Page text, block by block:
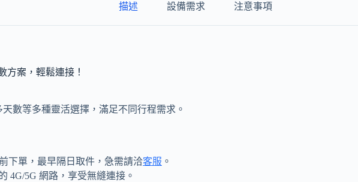
描述 設備需求 注意事項
方案，輕鬆連接！
數等多種靈活選擇，滿足不同行程需求。
下單，最早隔日取件，急需請洽客服 。
4G/5G 網路，享受無縫連接。